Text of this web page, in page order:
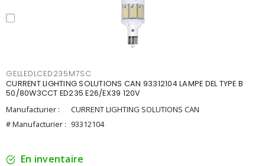
GELLEDLCED235M7SC
CURRENT LIGHTING SOLUTIONS CAN 93312104 LAMPE DEL TYPE B
50/80W3CCT ED235 E26/EX39 120V
Manufacturier :
CURRENT LIGHTING SOLUTIONS CAN
# Manufacturier : 93312104
En inventaire